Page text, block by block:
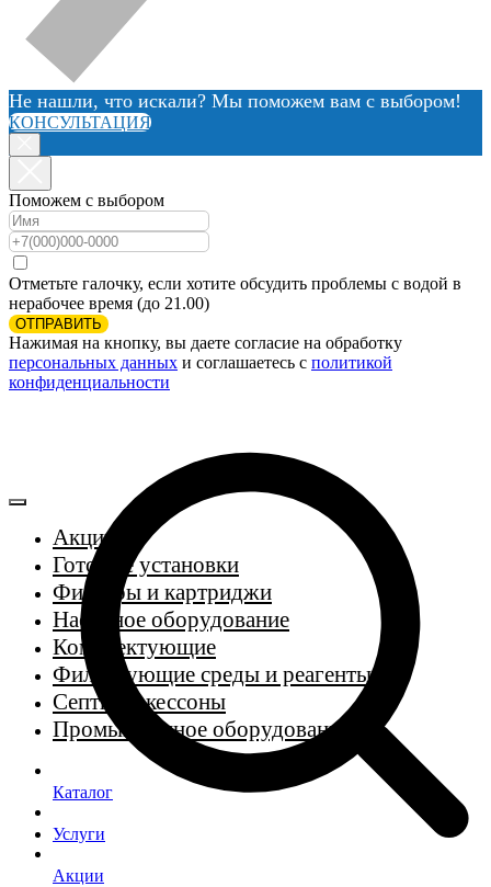
Не нашли, что искали? Мы поможем вам с выбором!
КОНСУЛЬТАЦИЯ
Поможем с выбором
Отметьте галочку, если хотите обсудить проблемы с водой в
нерабочее время (до 21.00)
ОТПРАВИТЬ
Нажимая на кнопку, вы даете согласие на обработку
персональных данных и соглашаетесь c политикой
конфиденциальности
Акции
Готовые установки
Фильтры и картриджи
Насосное оборудование
Комплектующие
Фильтрующие среды и реагенты
Септики, кессоны
Промышленное оборудование
Каталог
Услуги
Акции